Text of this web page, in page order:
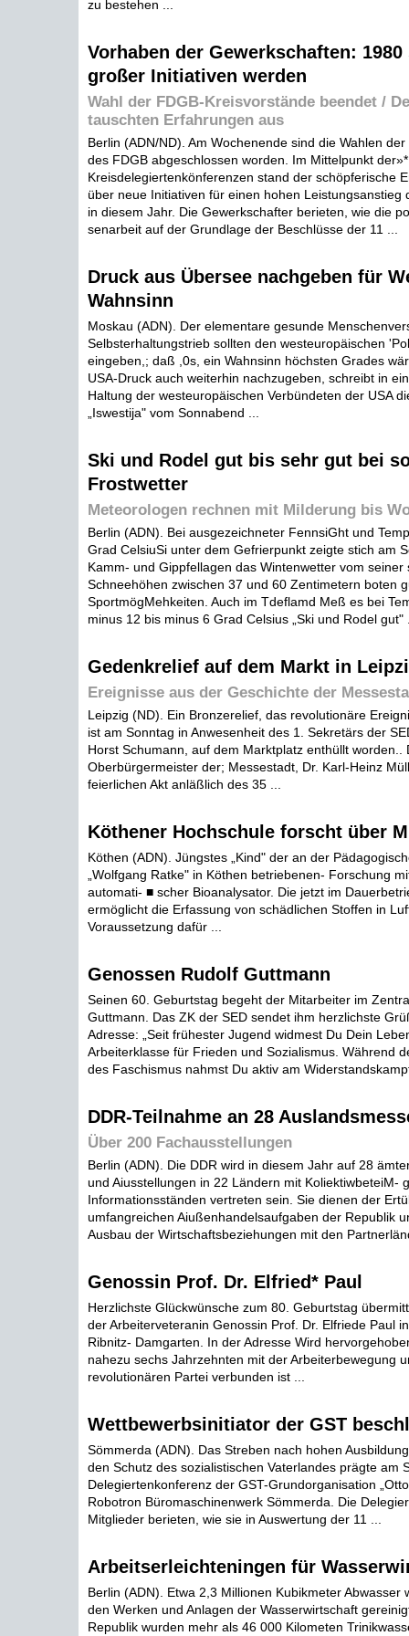
zu bestehen ...
Vorhaben der Gewerkschaften:
großer Initiativen werden
Wahl der FDGB-Kreisvorstände beendet /
tauschten Erfahrungen aus
Berlin (ADN/ND). Am Wochenende sind die Wahlen
des FDGB abgeschlossen worden. Im Mittelpunkt der»*
Kreisdelegiertenkönferenzen stand der schöpferische
über neue Initiativen für einen hohen Leistungsanstieg
in diesem Jahr. Die Gewerkschafter berieten, wie die
senarbeit auf der Grundlage der Beschlüsse der 11 ...
Druck aus Übersee nachgeben für
Wahnsinn
Moskau (ADN). Der elementare gesunde
Selbsterhaltungstrieb sollten den westeuropäischen
eingeben,; daß ,0s, ein Wahnsinn höchsten Grades
USA-Druck auch weiterhin nachzugeben, schreibt in
Haltung der westeuropäischen Verbündeten der USA
„Iswestija" vom Sonnabend ...
Ski und Rodel gut bis sehr gut bei
Frostwetter
Meteorologen rechnen mit Milderung bis
Berlin (ADN). Bei ausgezeichneter FennsiGht und
Grad CelsiuSi unter dem Gefrierpunkt zeigte stich am
Kamm- und Gippfellagen das Wintenwetter vom seiner
Schneehöhen zwischen 37 und 60 Zentimetern boten
SportmögMehkeiten. Auch im Tdeflamd Meß es bei
minus 12 bis minus 6 Grad Celsius „Ski und Rodel gut"
Gedenkrelief auf dem Markt in
Ereignisse aus der Geschichte der
Leipzig (ND). Ein Bronzerelief, das revolutionäre
ist am Sonntag in Anwesenheit des 1. Sekretärs der
Horst Schumann, auf dem Marktplatz enthüllt worden..
Oberbürgermeister der; Messestadt, Dr. Karl-Heinz
feierlichen Akt anläßlich des 35 ...
Köthener Hochschule forscht über
Köthen (ADN). Jüngstes „Kind" der an der
„Wolfgang Ratke" in Köthen betriebenen- Forschung
automati- ■ scher Bioanalysator. Die jetzt im
ermöglicht die Erfassung von schädlichen Stoffen in
Voraussetzung dafür ...
Genossen Rudolf Guttmann
Seinen 60. Geburtstag begeht der Mitarbeiter im
Guttmann. Das ZK der SED sendet ihm herzlichste
Adresse: „Seit frühester Jugend widmest Du Dein
Arbeiterklasse für Frieden und Sozialismus. Während
des Faschismus nahmst Du aktiv am
DDR-Teilnahme an 28
Über 200 Fachausstellungen
Berlin (ADN). Die DDR wird in diesem Jahr auf 28
und Aiusstellungen in 22 Ländern mit KoliektiwbeteiM-
Informationsständen vertreten sein. Sie dienen der
umfangreichen Aiußenhandelsaufgaben der Republik
Ausbau der Wirtschaftsbeziehungen mit den
Genossin Prof. Dr. Elfried* Paul
Herzlichste Glückwünsche zum 80. Geburtstag
der Arbeiterveteranin Genossin Prof. Dr. Elfriede Paul
Ribnitz- Damgarten. In der Adresse Wird
nahezu sechs Jahrzehnten mit der Arbeiterbewegung
revolutionären Partei verbunden ist ...
Wettbewerbsinitiator der GST
Sömmerda (ADN). Das Streben nach hohen
den Schutz des sozialistischen Vaterlandes prägte am
Delegiertenkonferenz der GST-Grundorganisation
Robotron Büromaschinenwerk Sömmerda. Die
Mitglieder berieten, wie sie in Auswertung der 11 ...
Arbeitserleichteningen für
Berlin (ADN). Etwa 2,3 Millionen Kubikmeter Abwasser
den Werken und Anlagen der Wasserwirtschaft
Republik wurden mehr als 46 000 Kilometen